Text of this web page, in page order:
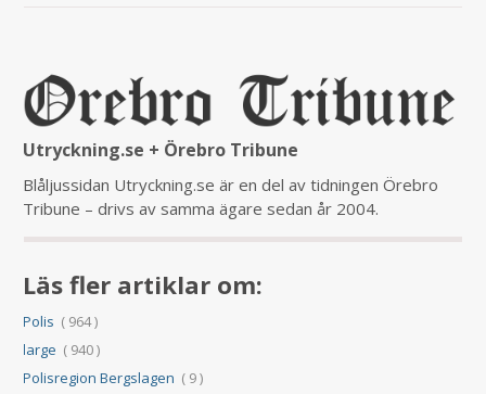
Utryckning.se + Örebro Tribune
Blåljussidan Utryckning.se är en del av tidningen Örebro
Tribune – drivs av samma ägare sedan år 2004.
Läs fler artiklar om:
Polis ( 964 )
large ( 940 )
Polisregion Bergslagen ( 9 )